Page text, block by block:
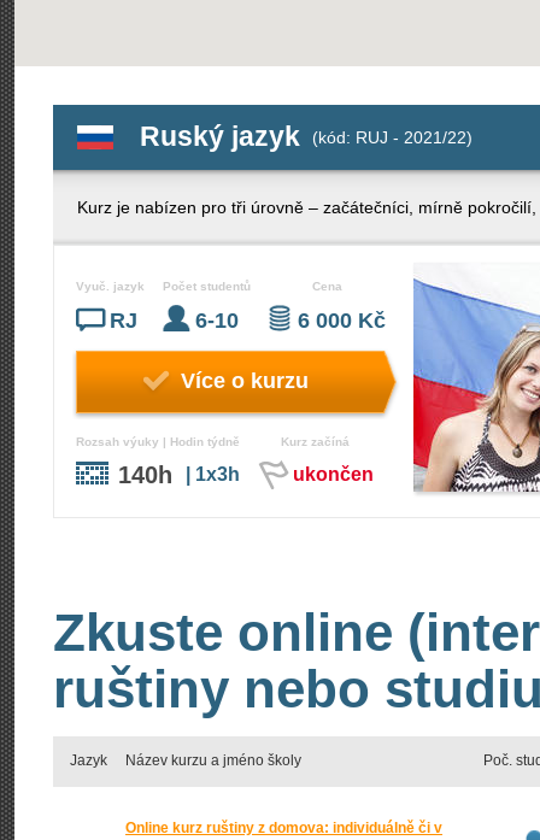
Ruský jazyk (kód: RUJ - 2021/22)
Kurz je nabízen pro tři úrovně – začátečníci, mírně
Vyuč. jazyk
RJ
Počet studentů
6-10
Cena
6 000 Kč
Více o kurzu
Rozsah výuky | Hodin týdně
140h | 1x3h
Kurz začíná
ukončen
Zkuste online
ruštiny nebo
Jazyk Název kurzu a jméno školy Poč.
Online kurz ruštiny z domova: individuálně či v